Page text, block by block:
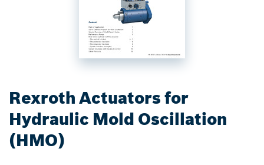
Rexroth Actuators for
Hydraulic Mold Oscillation
(HMO)